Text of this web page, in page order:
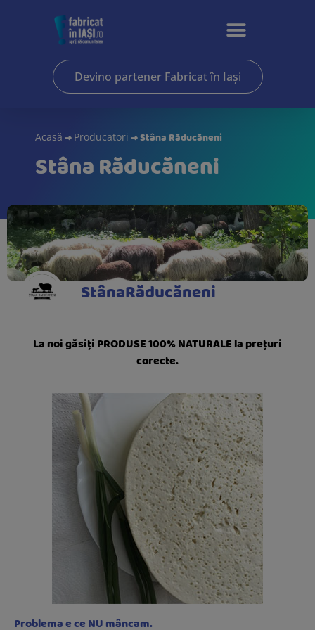
Devino partener Fabricat în Iași
Acasă → Producatori →Stâna Răducăneni
Stâna Răducăneni
StânaRăducăneni
La noi găsiți PRODUSE 100% NATURALE la prețuri
corecte.